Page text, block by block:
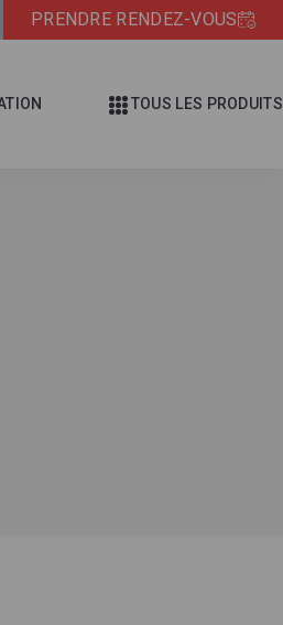
TOUS LES PRODUITS
PRENDRE RENDEZ-VOUS